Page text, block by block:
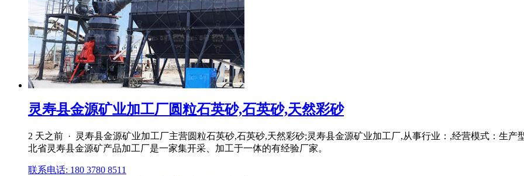
灵寿县金源矿业加工厂圆粒石英砂,石英砂,天然彩砂
2 天之前 · 灵寿县金源矿业加工厂主营圆粒石英砂,石英砂,天然彩砂;灵寿县金源矿业加工厂,从事行业：,经营模式：生
北省灵寿县金源矿产品加工厂是一家集开采、加工于一体的有经验厂家。
联系电话: 180 3780 8511